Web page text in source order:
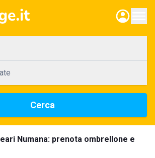
Cerca
Numana: prenota ombrellone e